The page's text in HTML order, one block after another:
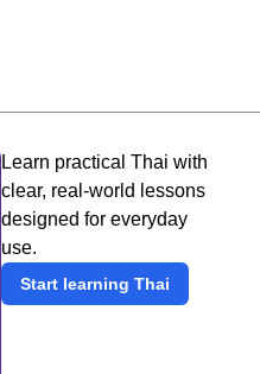
Learn practical Thai with
clear, real-world lessons
designed for everyday
use.
Start learning Thai